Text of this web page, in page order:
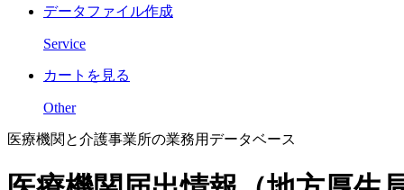
データファイル作成
Service
カートを見る
Other
医療機関と介護事業所の業務用データベース